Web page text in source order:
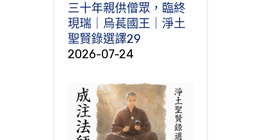
三十年親供僧眾，臨終
現瑞｜烏萇國王｜淨土
聖賢錄選譯29
2026-07-24